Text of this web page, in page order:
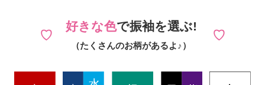
好きな色で振袖を選ぶ!
（たくさんのお柄があるよ♪）